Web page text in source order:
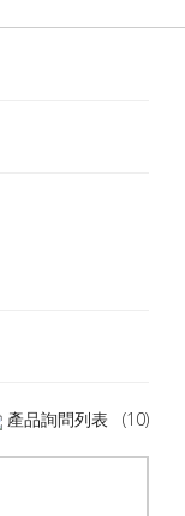
產品詢問列表 (10)